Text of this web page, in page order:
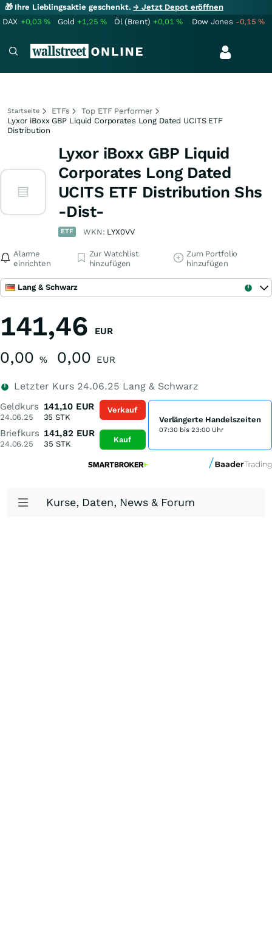
🎁 Ihre Lieblingsaktie geschenkt.→ Jetzt Depot eröffnen
DAX +0,03% Gold +1,25% Öl (Brent) +0,01% Dow Jones -0,15%
Startseite ETFs
Top ETF Performer
Lyxor iBoxx GBP Liquid Corporates Long Dated UCITS ETF
Distribution
Lyxor iBoxx GBP Liquid
Corporates Long Dated
UCITS ETF Distribution Shs
-Dist-
ETF WKN: LYX0VV
Alarme
einrichten
Zur Watchlist
hinzufügen
Zum Portfolio
hinzufügen
Lang & Schwarz
141,46 EUR
0,00 % 0,00 EUR
Letzter Kurs 24.06.25 Lang & Schwarz
Geldkurs
24.06.25
141,10 EUR
35 STK
Briefkurs
24.06.25
141,82 EUR
35 STK
Verkauf
Kauf
Verlängerte Handelszeiten
07:30 bis 23:00 Uhr
Kurse, Daten, News & Forum